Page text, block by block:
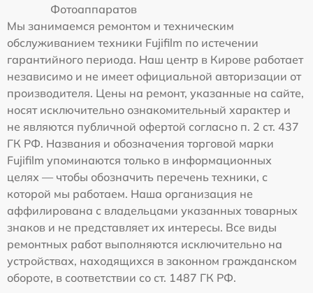
Фотоаппаратов
Мы занимаемся ремонтом и техническим
обслуживанием техники Fujifilm по истечении
гарантийного периода. Наш центр в Кирове работает
независимо и не имеет официальной авторизации от
производителя. Цены на ремонт, указанные на сайте,
носят исключительно ознакомительный характер и
не являются публичной офертой согласно п. 2 ст. 437
ГК РФ. Названия и обозначения торговой марки
Fujifilm упоминаются только в информационных
целях — чтобы обозначить перечень техники, с
которой мы работаем. Наша организация не
аффилирована с владельцами указанных товарных
знаков и не представляет их интересы. Все виды
ремонтных работ выполняются исключительно на
устройствах, находящихся в законном гражданском
обороте, в соответствии со ст. 1487 ГК РФ.